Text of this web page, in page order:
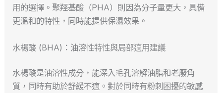
用的選擇。聚羥基酸（PHA）則因為分子量更大，具備
更溫和的特性，同時能提供保濕效果。
水楊酸 (BHA)：油溶性特性與局部適用建議
水楊酸是油溶性成分，能深入毛孔溶解油脂和老廢角
質，同時有助於舒緩不適。對於同時有粉刺困擾的敏感